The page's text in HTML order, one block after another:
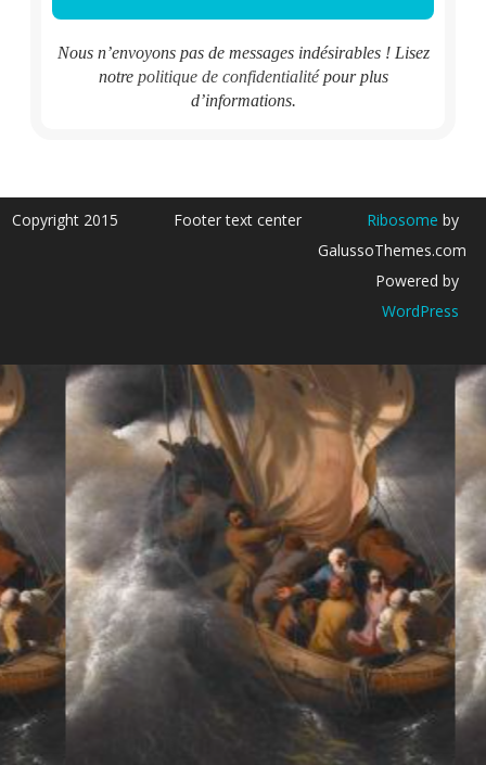
Nous n’envoyons pas de messages indésirables ! Lisez
notre politique de confidentialitépour plus
d’informations.
Copyright 2015 Footer text center Ribosome by
GalussoThemes.com
Powered by
WordPress